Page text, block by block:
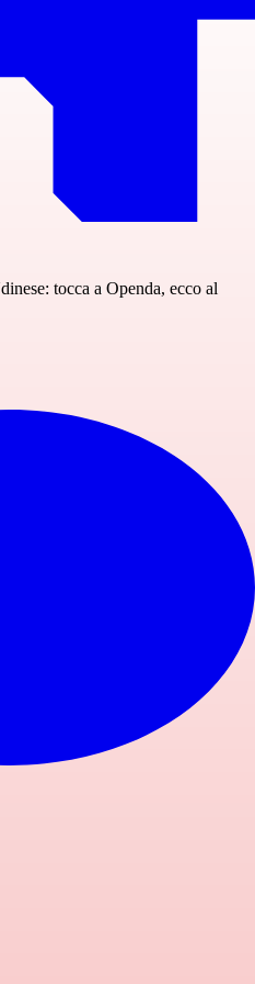
tocca a Openda, ecco al